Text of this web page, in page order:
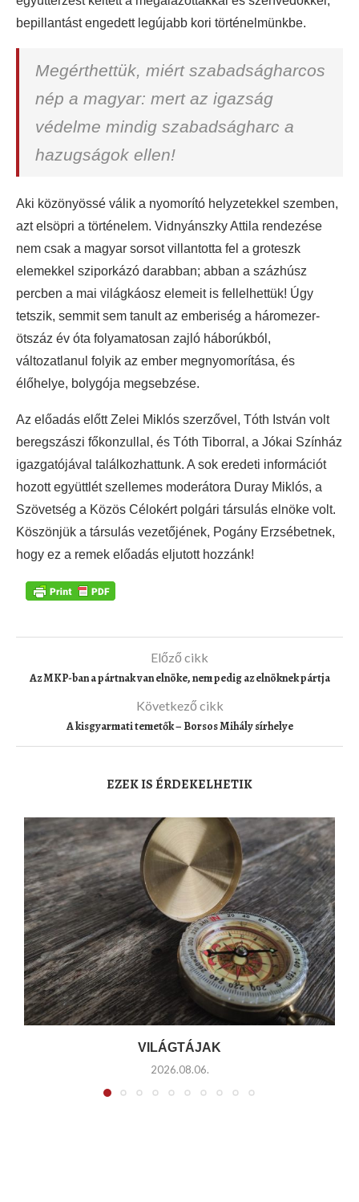
bepillantást engedett legújabb kori történelmünkbe.
Megérthettük, miért szabadságharcos
nép a magyar: mert az igazság
védelme mindig szabadságharc a
hazugságok ellen!
Aki közönyössé válik a nyomorító helyzetekkel szemben,
azt elsöpri a történelem. Vidnyánszky Attila rendezése
nem csak a magyar sorsot villantotta fel a groteszk
elemekkel sziporkázó darabban; abban a százhúsz
percben a mai világkáosz elemeit is fellelhettük! Úgy
tetszik, semmit sem tanult az emberiség a háromezer-
ötszáz év óta folyamatosan zajló háborúkból,
változatlanul folyik az ember megnyomorítása, és
élőhelye, bolygója megsebzése.
Az előadás előtt Zelei Miklós szerzővel, Tóth István volt
beregszászi főkonzullal, és Tóth Tiborral, a Jókai Színház
igazgatójával találkozhattunk. A sok eredeti információt
hozott együttlét szellemes moderátora Duray Miklós, a
Szövetség a Közös Célokért polgári társulás elnöke volt.
Köszönjük a társulás vezetőjének, Pogány Erzsébetnek,
hogy ez a remek előadás eljutott hozzánk!
Előző cikk
Az MKP-ban a pártnak van elnöke, nem pedig az elnöknek pártja
Következő cikk
A kisgyarmati temetők – Borsos Mihály sírhelye
EZEK IS ÉRDEKELHETIK
VILÁGTÁJAK
2026.08.06.